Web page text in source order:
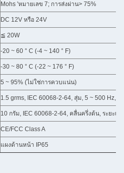
Mohs 'หมายเลข 7; การส่งผ่าน> 75%
DC 12V หรือ 24V
≦ 20W
-20 ~ 60 ° C (-4 ~ 140 ° F)
-30 ~ 80 ° C (-22 ~ 176 ° F)
5 ~ 95% (ไม่ใช่การควบแน่น)
1.5 grms, IEC 60068-2-64, สุ่ม, 5 ~ 500 Hz,
10 กรัม, IEC 60068-2-64, คลื่นครึ่งต้น, ระยะเว
CE/FCC Class A
แผงด้านหน้า IP65